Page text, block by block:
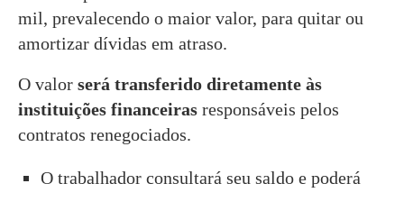
mil, prevalecendo o maior valor, para quitar ou
amortizar dívidas em atraso.
O valor será transferido diretamente às
instituições financeiras responsáveis pelos
contratos renegociados.
O trabalhador consultará seu saldo e poderá